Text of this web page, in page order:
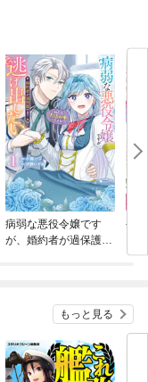
病弱な悪役令嬢です
が、婚約者が過保護す
公
もっと見る